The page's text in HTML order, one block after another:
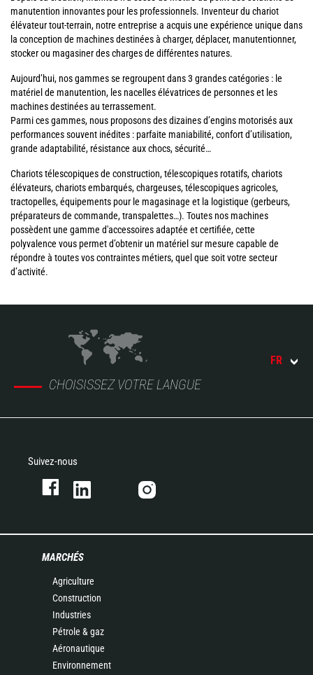
manutention innovantes pour les professionnels. Inventeur du chariot
élévateur tout-terrain, notre entreprise a acquis une expérience unique dans
la conception de machines destinées à charger, déplacer, manutentionner,
stocker ou magasiner des charges de différentes natures.
Aujourd’hui, nos gammes se regroupent dans 3 grandes catégories : le
matériel de manutention, les nacelles élévatrices de personnes et les
machines destinées au terrassement.
Parmi ces gammes, nous proposons des dizaines d’engins motorisés aux
performances souvent inédites : parfaite maniabilité, confort d’utilisation,
grande adaptabilité, résistance aux chocs, sécurité…
Chariots télescopiques de construction, télescopiques rotatifs, chariots
élévateurs, chariots embarqués, chargeuses, télescopiques agricoles,
tractopelles, équipements pour le magasinage et la logistique (gerbeurs,
préparateurs de commande, transpalettes…). Toutes nos machines
possèdent une gamme d'accessoires adaptée et certifiée, cette
polyvalence vous permet d’obtenir un matériel sur mesure capable de
répondre à toutes vos contraintes métiers, quel que soit votre secteur
d’activité.
CHOISISSEZ VOTRE LANGUE
FR
Suivez-nous
MARCHÉS
Agriculture
Construction
Industries
Pétrole & gaz
Aéronautique
Environnement